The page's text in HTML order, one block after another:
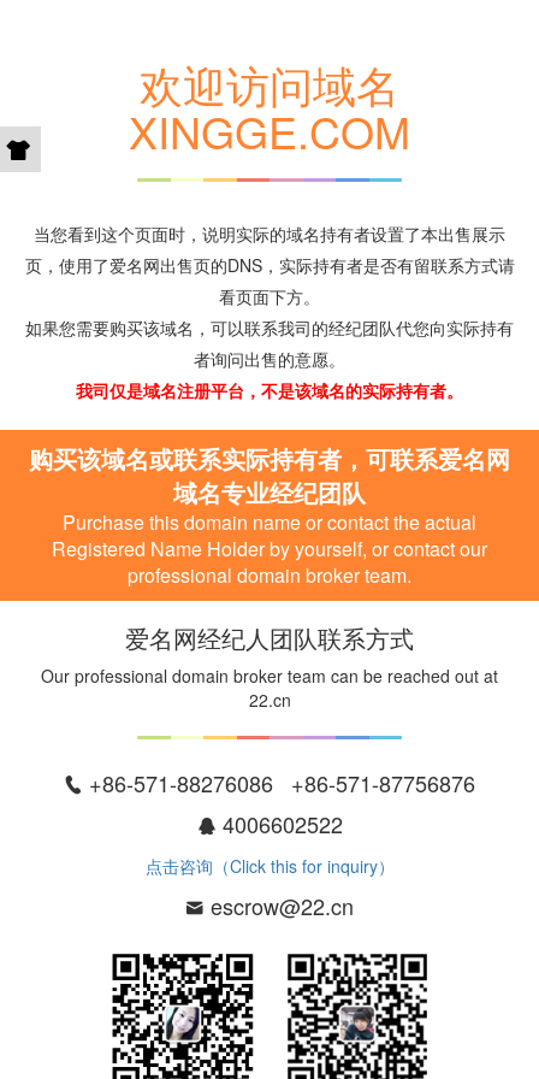
欢迎访问域名
XINGGE.COM
当您看到这个页面时，说明实际的域名持有者设置了本出售展示
页，使用了爱名网出售页的DNS，实际持有者是否有留联系方式请
看页面下方。
如果您需要购买该域名，可以联系我司的经纪团队代您向实际持有
者询问出售的意愿。
我司仅是域名注册平台，不是该域名的实际持有者。
购买该域名或联系实际持有者，可联系爱名网
域名专业经纪团队
Purchase this domain name or contact the actual
Registered Name Holder by yourself, or contact our
professional domain broker team.
爱名网经纪人团队联系方式
Our professional domain broker team can be reached out at
22.cn
+86-571-88276086 +86-571-87756876
4006602522
点击咨询（Click this for inquiry）
escrow@22.cn